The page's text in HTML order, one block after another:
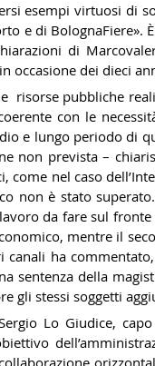
esempi virtuosi di
e di BolognaFiere».
di
occasione dei dieci
risorse pubbliche
con le
e lungo periodo di
non prevista –
come nel caso
non è stato
da fare sul
mentre il
canali ha
sentenza della
gli stessi soggetti
Lo Giudice,